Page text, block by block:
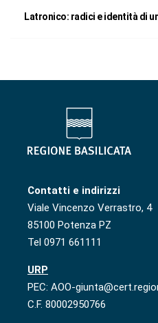
Latronico: radici e identità di
Contatti e indirizzi
Viale Vincenzo Verrastro, 4
85100 Potenza PZ
Tel 0971 661111
URP
PEC: AOO-
C.F. 80002950766